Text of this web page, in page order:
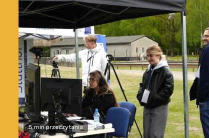
5 min przeczytania